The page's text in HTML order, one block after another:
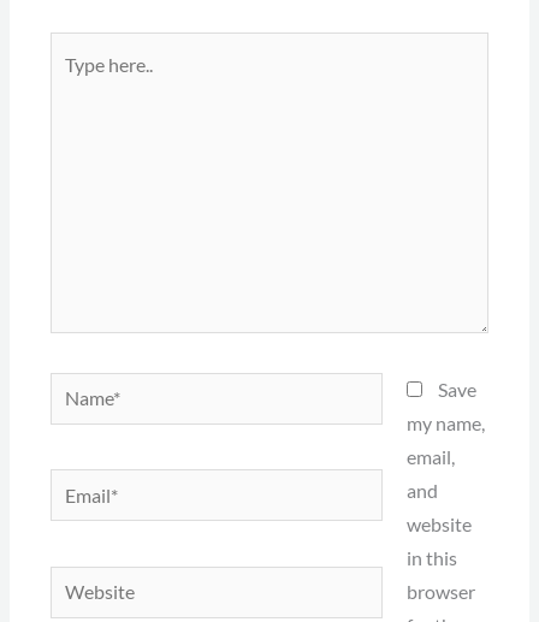
here..
Name*
Email*
Website
Save
my name,
email,
and
website
in this
browser